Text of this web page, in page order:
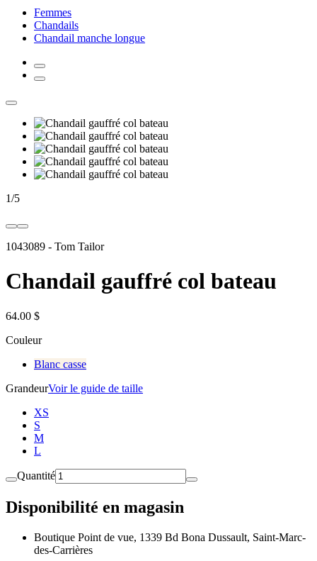
Femmes
Chandails
Chandail manche longue
1/5
1043089 - Tom Tailor
Chandail gauffré col bateau
64.00 $
Couleur
Blanc casse
GrandeurVoir le guide de taille
XS
S
M
L
Quantité
Disponibilité en magasin
Boutique Point de vue, 1339 Bd Bona Dussault, Saint-Marc-
des-Carrières